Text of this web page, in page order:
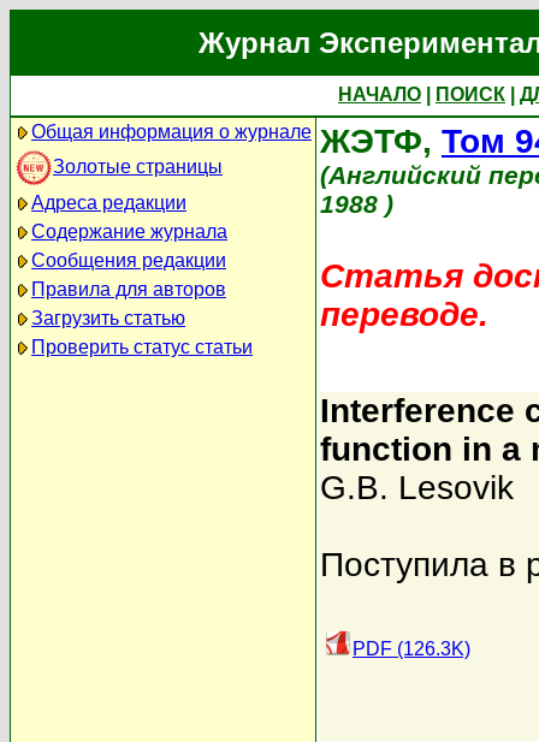
Журнал
НАЧАЛО ПОИСК
Общая информация о журнале
Золотые страницы
Адреса редакции
Содержание журнала
Сообщения редакции
Правила для авторов
Загрузить статью
Проверить статус статьи
ЖЭТФ, Том
(Английский
1988 )
Статья
переводе.
Interference
function in a
G.B. Lesovik
Поступила в
PDF (126.3K)